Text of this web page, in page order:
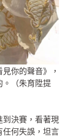
你的聲音》，
。（朱育陞提
到決賽，看著現
任何失誤，坦言